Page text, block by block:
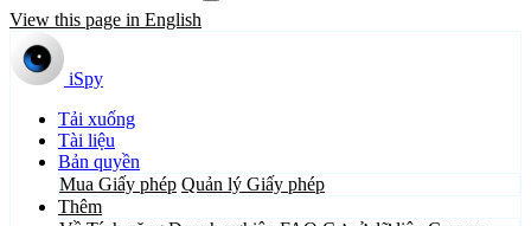
View this page in English
iSpy
Tải xuống
Tài liệu
Bản quyền
Mua Giấy phép Quản lý Giấy phép
Thêm